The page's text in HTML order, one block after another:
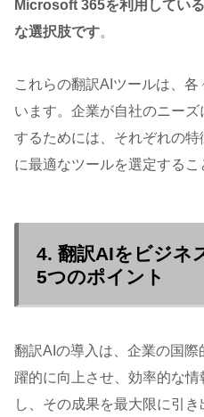
Microsoft 365を利用してい
な選択肢です。
これらの翻訳AIツールは、
います。企業が自社のニー
するためには、それぞれの
に最適なツールを選定するこ
4. 翻訳AIをビジネ
5つのポイント
翻訳AIの導入は、企業の国
躍的に向上させ、効率的な
し、その成果を最大限に引